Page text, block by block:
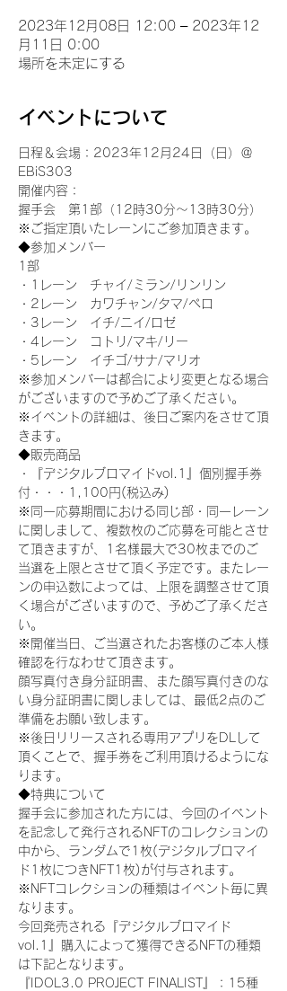
2023年12月08日 12:00 – 2023年12
月11日 0:00
場所を未定にする
イベントについて
日程＆会場：2023年12月24日（日）＠
EBiS303
開催内容：
握手会　第1部（12時30分～13時30分）
※ご指定頂いたレーンにご参加頂きます。
◆参加メンバー
1部
・1レーン　チャイ/ミラン/リンリン
・2レーン　カワチャン/タマ/ペロ
・3レーン　イチ/ニイ/ロゼ
・4レーン　コトリ/マキ/リー
・5レーン　イチゴ/サナ/マリオ
※参加メンバーは都合により変更となる場合
がございますので予めご了承ください。
※イベントの詳細は、後日ご案内をさせて頂
きます。
◆販売商品
・『デジタルブロマイドvol.1』個別握手券
付・・・1,100円(税込み)
※同一応募期間における同じ部・同一レーン
に関しまして、複数枚のご応募を可能とさせ
て頂きますが、1名様最大で30枚までのご
当選を上限とさせて頂く予定です。またレー
ンの申込数によっては、上限を調整させて頂
く場合がございますので、予めご了承くださ
い。
※開催当日、ご当選されたお客様のご本人様
確認を行なわせて頂きます。
顔写真付き身分証明書、また顔写真付きのな
い身分証明書に関しましては、最低2点のご
準備をお願い致します。
※後日リリースされる専用アプリをDLして
頂くことで、握手券をご利用頂けるようにな
ります。
◆特典について
握手会に参加された方には、今回のイベント
を記念して発行されるNFTのコレクションの
中から、ランダムで1枚(デジタルブロマイ
ド1枚につきNFT1枚)が付与されます。
※NFTコレクションの種類はイベント毎に異
なります。
今回発売される『デジタルブロマイド
vol.1』購入によって獲得できるNFTの種類
は下記となります。
『IDOL3.0 PROJECT FINALIST』：15種